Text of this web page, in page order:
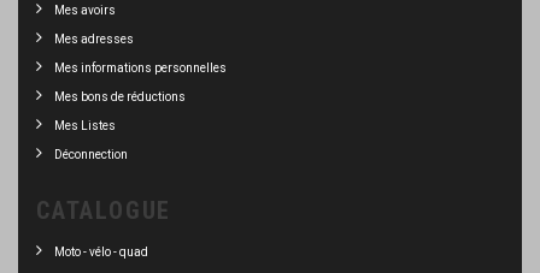
Mes avoirs
Mes adresses
Mes informations personnelles
Mes bons de réductions
Mes Listes
Déconnection
CATALOGUE
Moto - vélo - quad